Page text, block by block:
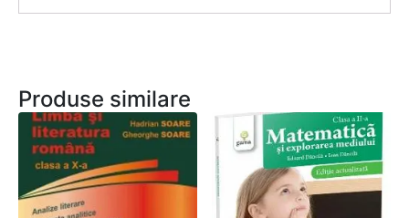
Produse similare